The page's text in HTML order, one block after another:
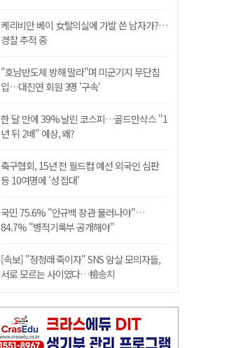
케리비안 베이 女탈의실에 가발 쓴 남자가?…
경찰 추적 중
"호남반도체 방해 말라"며 미군기지 무단침
입…대진연 회원 3명 '구속'
한 달 만에 39% 날린 코스피…골드만삭스 "1
년 뒤 2배" 예상, 왜?
축구협회, 15년 전 월드컵 예선 외국인 심판
등 10여명에 '성 접대'
국민 75.6% "안규백 장관 물러나야"…
84.7% "병적기록부 공개해야"
[속보] "정청래 죽이자" SNS 암살 모의자들,
서로 모르는 사이였다…檢송치